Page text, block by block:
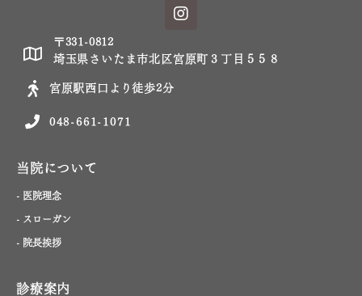
〒331-0812
埼玉県さいたま市北区宮原町３丁目５５８
宮原駅西口より徒歩2分
048-661-1071
当院について
- 医院理念
- スローガン
- 院長挨拶
診療案内